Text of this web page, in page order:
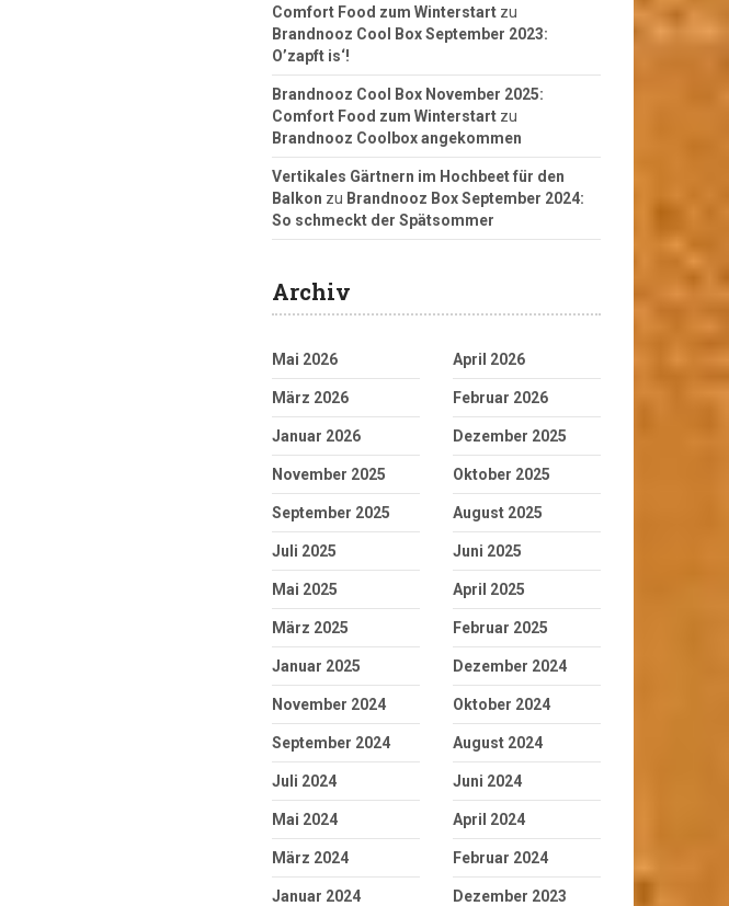
Comfort Food zum Winterstart zu
Brandnooz Cool Box September 2023:
O’zapft is‘!
Brandnooz Cool Box November 2025:
Comfort Food zum Winterstart zu
Brandnooz Coolbox angekommen
Vertikales Gärtnern im Hochbeet für den
Balkon zu Brandnooz Box September 2024:
So schmeckt der Spätsommer
Archiv
Mai 2026 April 2026
März 2026 Februar 2026
Januar 2026 Dezember 2025
November 2025 Oktober 2025
September 2025 August 2025
Juli 2025 Juni 2025
Mai 2025 April 2025
März 2025 Februar 2025
Januar 2025 Dezember 2024
November 2024 Oktober 2024
September 2024 August 2024
Juli 2024 Juni 2024
Mai 2024 April 2024
März 2024 Februar 2024
Januar 2024 Dezember 2023